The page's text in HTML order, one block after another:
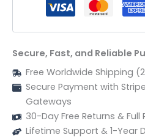
Secure, Fast, and Reliable
Free Worldwide Shipping
Secure Payment with
Gateways
30-Day Free Returns &
Lifetime Support & 1-Year